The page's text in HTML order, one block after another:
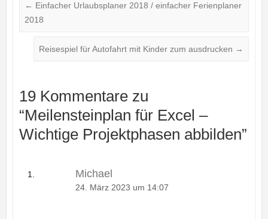
← Einfacher Urlaubsplaner 2018 / einfacher Ferienplaner
2018
Reisespiel für Autofahrt mit Kinder zum ausdrucken →
19 Kommentare zu
“Meilensteinplan für Excel –
Wichtige Projektphasen abbilden”
Michael
24. März 2023 um 14:07